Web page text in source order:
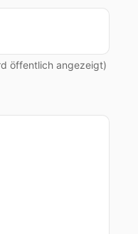
öffentlich angezeigt)